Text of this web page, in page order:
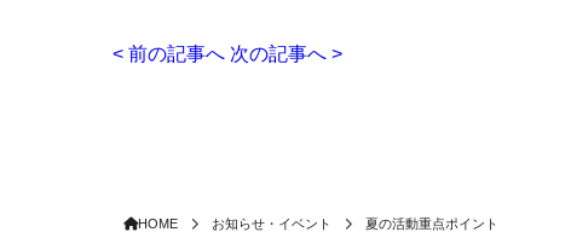
< 前の記事へ 次の記事へ >
HOME お知らせ・イベント 夏の活動重点ポイント